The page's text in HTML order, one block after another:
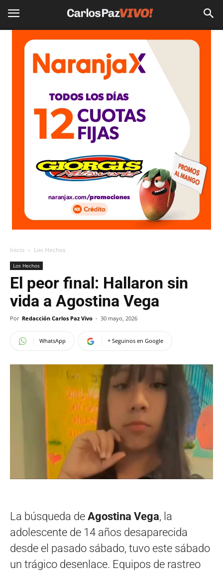
Inicio Los Hechos
Los Hechos
El peor final: Hallaron sin
vida a Agostina Vega
Por Redacción Carlos Paz Vivo - 30 mayo, 2026
WhatsApp + Seguinos en Google
La búsqueda de Agostina Vega, la
adolescente de 14 años desaparecida
desde el pasado sábado, tuvo este sábado
un trágico desenlace. Equipos de rastreo